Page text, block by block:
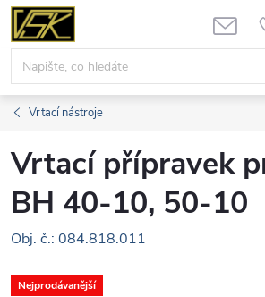
Přejít
obsah
Vrtací nástroje
Vrtací přípravek
BH 40-10, 50-10
Obj. č.: 084.818.011
Nejprodávanější